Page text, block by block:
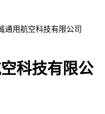
通用航空科技有限公司
科技有限公